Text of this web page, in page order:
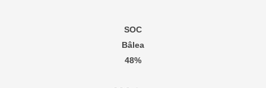
SOC
Bâlea
48%